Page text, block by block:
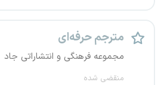
مترجم حرفه‌ای
مجموعه فرهنگی و انتشاراتی جاد
منقضی شده